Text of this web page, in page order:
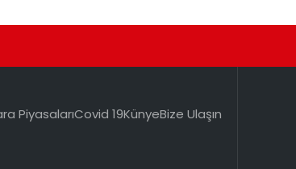
PiyasalarıCovid 19KünyeBize Ulaşın